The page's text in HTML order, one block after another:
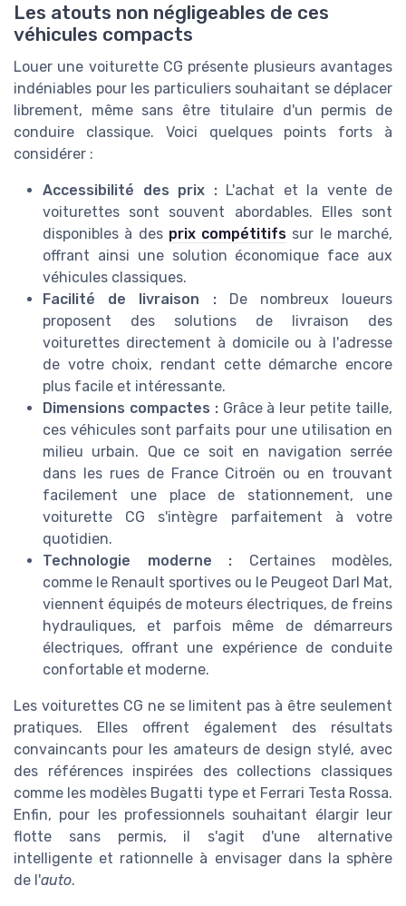
Les atouts non négligeables de ces
véhicules compacts
Louer une voiturette CG présente plusieurs avantages
indéniables pour les particuliers souhaitant se déplacer
librement, même sans être titulaire d'un permis de
conduire classique. Voici quelques points forts à
considérer :
Accessibilité des prix :L'achat et la vente de
voiturettes sont souvent abordables. Elles sont
disponibles à des prix compétitifs sur le marché,
offrant ainsi une solution économique face aux
véhicules classiques.
Facilité de livraison :De nombreux loueurs
proposent des solutions de livraison des
voiturettes directement à domicile ou à l'adresse
de votre choix, rendant cette démarche encore
plus facile et intéressante.
Dimensions compactes :Grâce à leur petite taille,
ces véhicules sont parfaits pour une utilisation en
milieu urbain. Que ce soit en navigation serrée
dans les rues de France Citroën ou en trouvant
facilement une place de stationnement, une
voiturette CG s'intègre parfaitement à votre
quotidien.
Technologie moderne : Certaines modèles,
comme le Renault sportives ou le Peugeot Darl Mat,
viennent équipés de moteurs électriques, de freins
hydrauliques, et parfois même de démarreurs
électriques, offrant une expérience de conduite
confortable et moderne.
Les voiturettes CG ne se limitent pas à être seulement
pratiques. Elles offrent également des résultats
convaincants pour les amateurs de design stylé, avec
des références inspirées des collections classiques
comme les modèles Bugatti type et Ferrari Testa Rossa.
Enfin, pour les professionnels souhaitant élargir leur
flotte sans permis, il s'agit d'une alternative
intelligente et rationnelle à envisager dans la sphère
de l'auto.